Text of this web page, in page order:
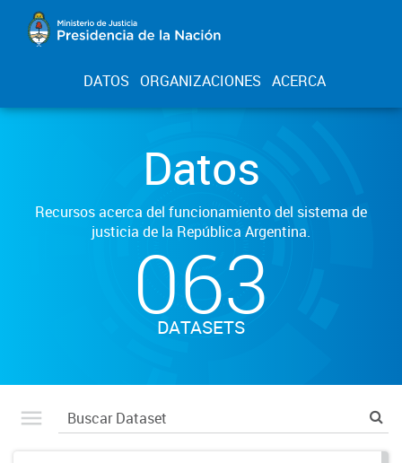
DATOS ORGANIZACIONES ACERCA
Datos
Recursos acerca del funcionamiento del sistema de
justicia de la República Argentina.
063
DATASETS